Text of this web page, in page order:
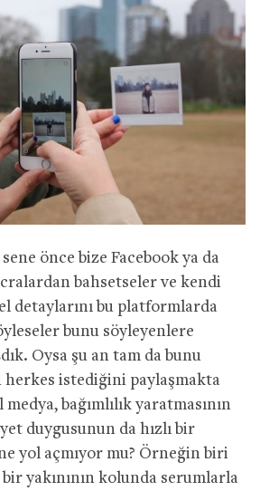
önce bize Facebook ya da
bahsetseler ve kendi
detaylarını bu platformlarda
bunu söyleyenlere
Oysa şu an tam da bunu
herkes istediğini paylaşmakta
bağımlılık yaratmasının
duygusunun da hızlı bir
yol açmıyor mu? Örneğin biri
yakınının kolunda serumlarla